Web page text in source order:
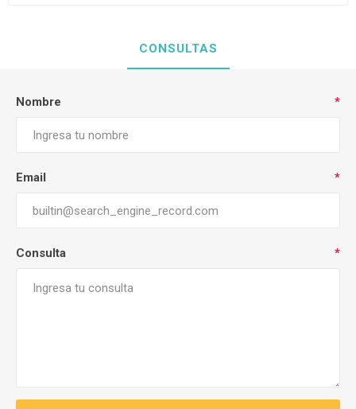
CONSULTAS
Nombre *
Email *
Consulta *